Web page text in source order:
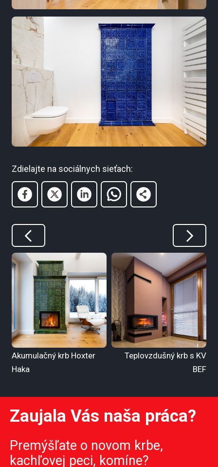
Zdielajte na sociálnych sieťach:
Akumulačný krb Hoxter
Haka
Teplovzdušný krb s KV
BEF
Zaujala Vás naša práca?
Premýšľate o novom krbe,
kachľovej peci, komíne?